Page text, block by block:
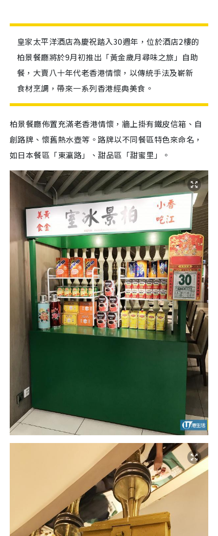
皇家太平洋酒店為慶祝踏入30週年，位於酒店2樓的
柏景餐廳將於9月初推出「黃金歲月尋味之旅」自助
餐，大賣八十年代老香港情懷，以傳統手法及嶄新
食材烹調，帶來一系列香港經典美食。
柏景餐廳佈置充滿老香港情懷，牆上掛有鐵皮信箱、自
創路牌、懷舊熱水壺等。路牌以不同餐區特色來命名，
如日本餐區「東瀛路」、甜品區「甜蜜里」。